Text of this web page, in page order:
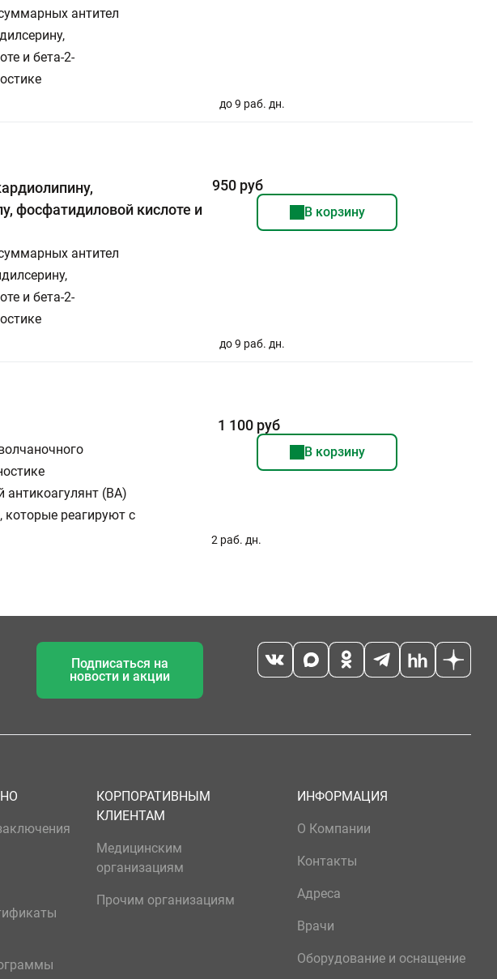
антител
и бета-2-
до 9 раб. дн.
фосфатидиловой кислоте и
антител
и бета-2-
950 руб
В корзину
до 9 раб. дн.
(ВА)
реагируют с
1 100 руб
В корзину
2 раб. дн.
Подписаться на
новости и акции
КОРПОРАТИВНЫМ
КЛИЕНТАМ
Медицинским
организациям
Прочим организациям
ИНФОРМАЦИЯ
О Компании
Контакты
Адреса
Врачи
Оборудование и оснащение